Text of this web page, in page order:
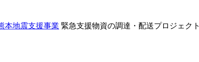
本地震支援事業 緊急支援物資の調達・配送プロジェクト